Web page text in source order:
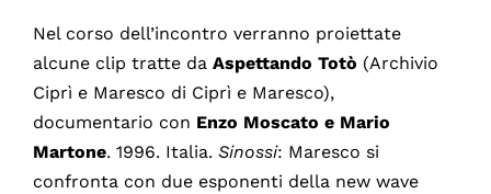
Nel corso dell’incontro verranno proiettate
alcune clip tratte da Aspettando Totò (Archivio
Ciprì e Maresco di Ciprì e Maresco),
documentario con Enzo Moscato e Mario
Martone. 1996. Italia. Sinossi: Maresco si
confronta con due esponenti della new wave